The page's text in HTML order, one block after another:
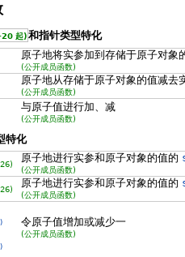
起)和指针类型特化
原子地将实参加到存储于原子对象
(公开成员函数)
原子地从存储于原子对象的值减去
(公开成员函数)
与原子值进行加、减
(公开成员函数)
特化
原子地进行实参和原子对象的值的
(公开成员函数)
原子地进行实参和原子对象的值的
(公开成员函数)
令原子值增加或减少一
(公开成员函数)